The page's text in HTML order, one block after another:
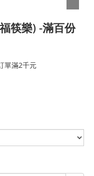
筷樂) -滿百份
單滿2千元